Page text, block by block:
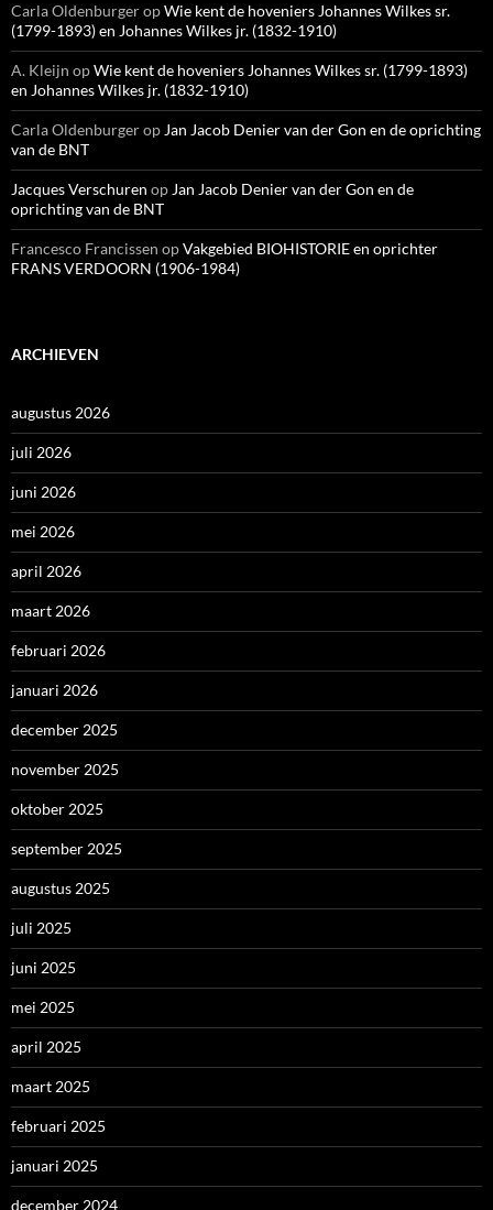
Carla OldenburgeropWie kent de hoveniers Johannes Wilkes sr.
(1799-1893) en Johannes Wilkes jr. (1832-1910)
A. Kleijn opWie kent de hoveniers Johannes Wilkes sr. (1799-1893)
en Johannes Wilkes jr. (1832-1910)
Carla Oldenburgerop Jan Jacob Denier van der Gon en de oprichting
van de BNT
Jacques Verschuren op Jan Jacob Denier van der Gon en de
oprichting van de BNT
Francesco Francissen opVakgebied BIOHISTORIE en oprichter
FRANS VERDOORN (1906-1984)
ARCHIEVEN
augustus 2026
juli 2026
juni 2026
mei 2026
april 2026
maart 2026
februari 2026
januari 2026
december 2025
november 2025
oktober 2025
september 2025
augustus 2025
juli 2025
juni 2025
mei 2025
april 2025
maart 2025
februari 2025
januari 2025
december 2024